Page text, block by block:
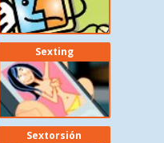
Sexting
Sextorsión